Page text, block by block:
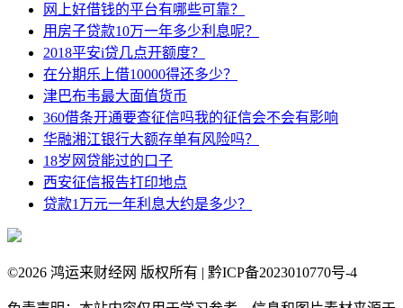
网上好借钱的平台有哪些可靠？
用房子贷款10万一年多少利息呢？
2018平安i贷几点开额度？
在分期乐上借10000得还多少？
津巴布韦最大面值货币
360借条开通要查征信吗我的征信会不会有影响
华融湘江银行大额存单有风险吗？
18岁网贷能过的口子
西安征信报告打印地点
贷款1万元一年利息大约是多少？
©2026 鸿运来财经网 版权所有 | 黔ICP备2023010770号-4